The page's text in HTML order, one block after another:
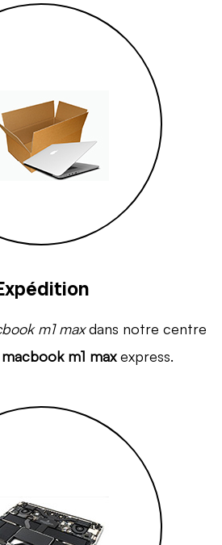
m1 maxdans notre centre
m1 maxexpress.